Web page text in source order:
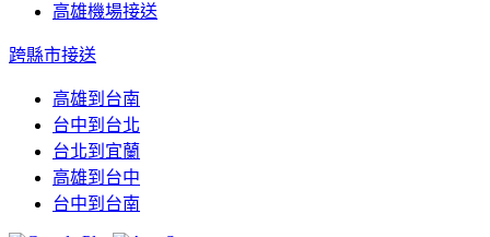
高雄機場接送
跨縣市接送
高雄到台南
台中到台北
台北到宜蘭
高雄到台中
台中到台南